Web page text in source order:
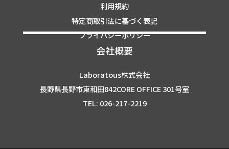
利用規約
特定商取引法に基づく表記
プライバシーポリシー
会社概要
Laboratous株式会社
長野県長野市東和田842CORE OFFICE 301号室
TEL: 026-217-2219